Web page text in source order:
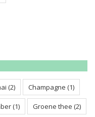
(2) Champagne (1)
(1) Groene thee (2)